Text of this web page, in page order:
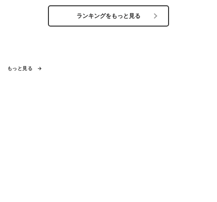
ランキングをもっと見る
もっと見る